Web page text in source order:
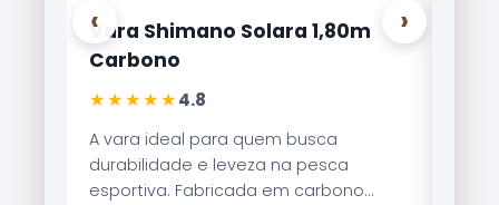
‹
Vara Shimano Solara 1,80m
Carbono
★★★★★4.8
A vara ideal para quem busca
durabilidade e leveza na pesca
esportiva. Fabricada em carbono
›